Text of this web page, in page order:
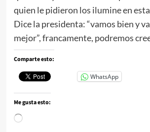
quien le pidieron los ilumine en
Dice la presidenta: “vamos bien y
mejor”, francamente, podremos
Comparte esto:
WhatsApp
Me gusta esto:
Cargando...